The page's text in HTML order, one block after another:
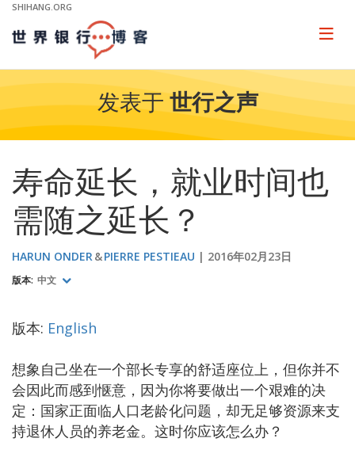
Skip
Main
Navigation
SHIHANG.ORG
Page
发表于 世行之声
寿命延长，就业时间也
需随之延长？
HARUN ONDER PIERRE PESTIEAU 2016年02月23日
版本: 中文
版本: English
想象自己坐在一个部长专享的舒适座位上，但你并不
会因此而感到惬意，因为你将要做出一个艰难的决
定：国家正面临人口老龄化问题，却无足够资源来支
持退休人员的养老金。这时你应该怎么办？